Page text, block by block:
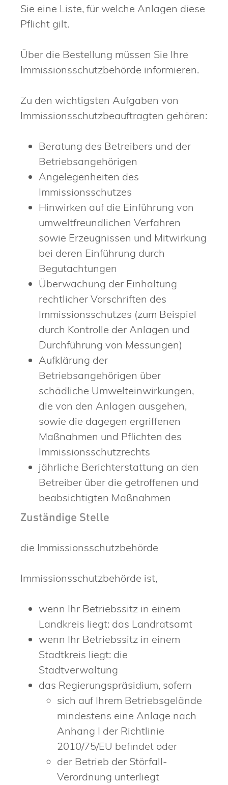
Sie eine Liste, für welche Anlagen diese
Pflicht gilt.
Über die Bestellung müssen Sie Ihre
Immissionsschutzbehörde informieren.
Zu den wichtigsten Aufgaben von
Immissionsschutzbeauftragten gehören:
Beratung des Betreibers und der
Betriebsangehörigen
Angelegenheiten des
Immissionsschutzes
Hinwirken auf die Einführung von
umweltfreundlichen Verfahren
sowie Erzeugnissen und Mitwirkung
bei deren Einführung durch
Begutachtungen
Überwachung der Einhaltung
rechtlicher Vorschriften des
Immissionsschutzes (zum Beispiel
durch Kontrolle der Anlagen und
Durchführung von Messungen)
Aufklärung der
Betriebsangehörigen über
schädliche Umwelteinwirkungen,
die von den Anlagen ausgehen,
sowie die dagegen ergriffenen
Maßnahmen und Pflichten des
Immissionsschutzrechts
jährliche Berichterstattung an den
Betreiber über die getroffenen und
beabsichtigten Maßnahmen
Zuständige Stelle
die Immissionsschutzbehörde
Immissionsschutzbehörde ist,
wenn Ihr Betriebssitz in einem
Landkreis liegt: das Landratsamt
wenn Ihr Betriebssitz in einem
Stadtkreis liegt: die
Stadtverwaltung
das Regierungspräsidium, sofern
sich auf Ihrem Betriebsgelände
mindestens eine Anlage nach
Anhang I der Richtlinie
2010/75/EU befindet oder
der Betrieb der Störfall-
Verordnung unterliegt